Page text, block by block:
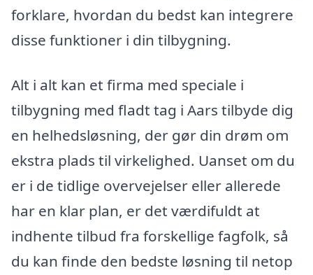
forklare, hvordan du bedst kan integrere
disse funktioner i din tilbygning.
Alt i alt kan et firma med speciale i
tilbygning med fladt tag i Aars tilbyde dig
en helhedsløsning, der gør din drøm om
ekstra plads til virkelighed. Uanset om du
er i de tidlige overvejelser eller allerede
har en klar plan, er det værdifuldt at
indhente tilbud fra forskellige fagfolk, så
du kan finde den bedste løsning til netop